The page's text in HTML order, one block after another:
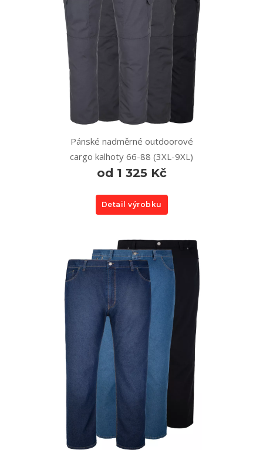
Pánské nadměrné outdoorové
cargo kalhoty 66-88 (3XL-9XL)
od 1 325 Kč
Detail výrobku